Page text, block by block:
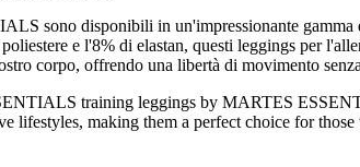
sono disponibili in un'impressionante gamma
e l'8% di elastan, questi leggings per
corpo, offrendo una libertà di movimento
training leggings by MARTES
lifestyles, making them a perfect choice for